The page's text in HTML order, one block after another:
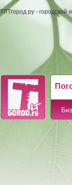
ТЛТгород.ру -